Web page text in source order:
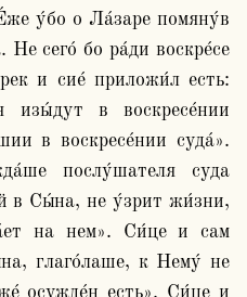
у́бо о Ла́заре помяну́в
Не сего́ бо ра́ди воскре́се
и сие́ приложи́л есть:
изы́дут в воскресе́нии
в воскресе́нии суда́».
послу́шателя суда
в Сы́на, не у́зрит жи́зни,
на нем». Си́це и сам
глаго́лаше, к Нему́ не
осужде́н есть». Си́це и